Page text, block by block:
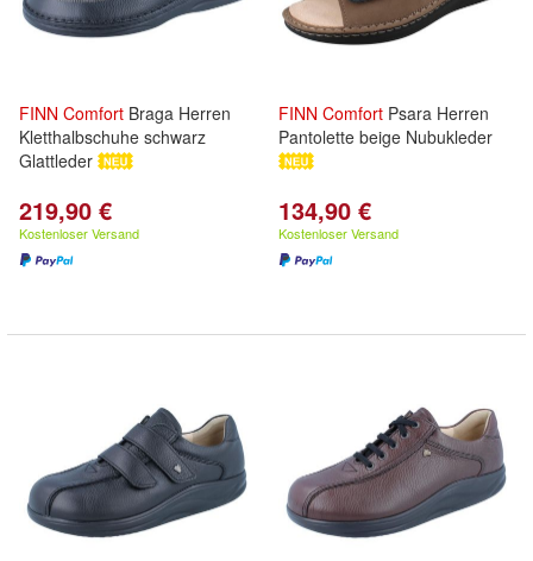
FINN Comfort Braga Herren
Kletthalbschuhe schwarz
Glattleder
219,90 €
Kostenloser Versand
FINN Comfort Psara Herren
Pantolette beige Nubukleder
134,90 €
Kostenloser Versand